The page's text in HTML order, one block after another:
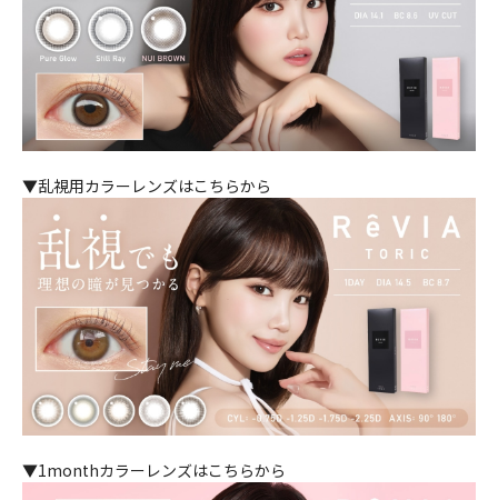
▼乱視用カラーレンズはこちらから
▼1monthカラーレンズはこちらから